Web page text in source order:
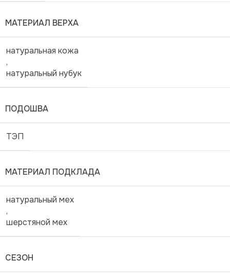
МАТЕРИАЛ ВЕРХА
натуральная кожа
,
натуральный нубук
ПОДОШВА
ТЭП
МАТЕРИАЛ ПОДКЛАДА
натуральный мех
,
шерстяной мех
СЕЗОН